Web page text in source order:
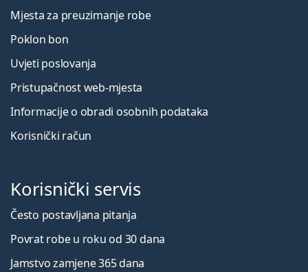
Mjesta za preuzimanje robe
Poklon bon
Uvjeti poslovanja
Pristupačnost web-mjesta
Informacije o obradi osobnih podataka
Korisnički račun
Korisnički servis
Često postavljana pitanja
Povrat robe u roku od 30 dana
Jamstvo zamjene 365 dana